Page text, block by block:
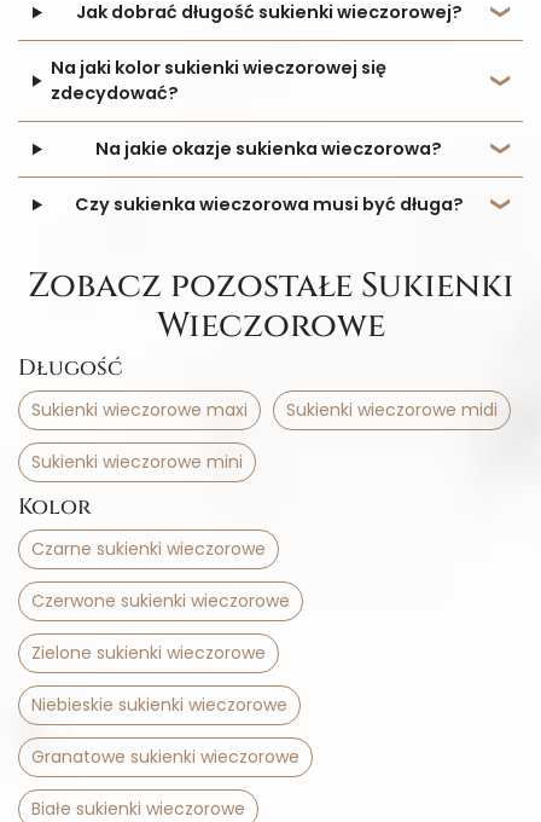
Jak dobrać długość sukienki wieczorowej?
Na jaki kolor sukienki wieczorowej się
zdecydować?
Na jakie okazje sukienka wieczorowa?
Czy sukienka wieczorowa musi być długa?
Zobacz pozostałe Sukienki
Wieczorowe
Długość
Sukienki wieczorowe maxi Sukienki wieczorowe midi
Sukienki wieczorowe mini
Kolor
Czarne sukienki wieczorowe
Czerwone sukienki wieczorowe
Zielone sukienki wieczorowe
Niebieskie sukienki wieczorowe
Granatowe sukienki wieczorowe
Białe sukienki wieczorowe